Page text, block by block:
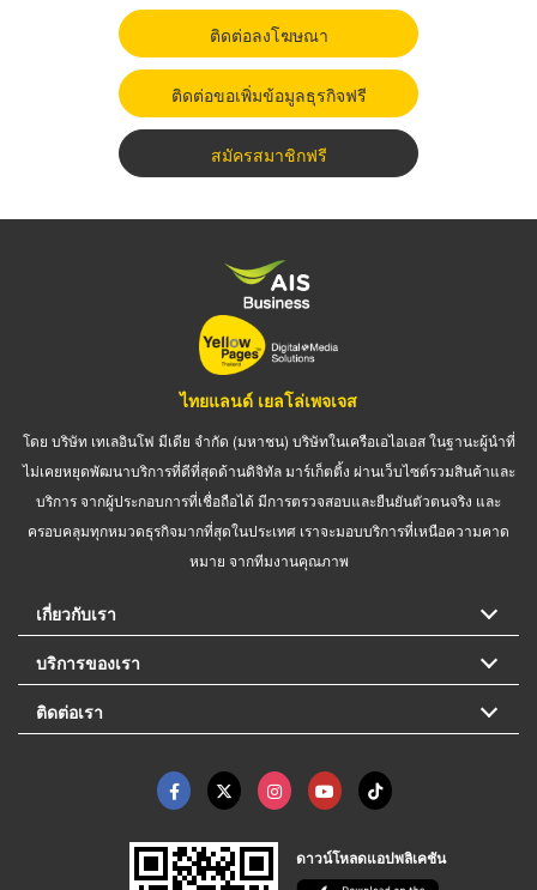
ติดต่อลงโฆษณา
ติดต่อขอเพิ่มข้อมูลธุรกิจฟรี
สมัครสมาชิกฟรี
ไทยแลนด์ เยลโล่เพจเจส
โดย บริษัท เทเลอินโฟ มีเดีย จำกัด (มหาชน) บริษัทในเครือเอไอเอส ในฐานะผู้นำที่
ไม่เคยหยุดพัฒนาบริการที่ดีที่สุดด้านดิจิทัล มาร์เก็ตติ้ง ผ่านเว็บไซต์รวมสินค้าและ
บริการ จากผู้ประกอบการที่เชื่อถือได้ มีการตรวจสอบและยืนยันตัวตนจริง และ
ครอบคลุมทุกหมวดธุรกิจมากที่สุดในประเทศ เราจะมอบบริการที่เหนือความคาด
หมาย จากทีมงานคุณภาพ
เกี่ยวกับเรา
บริการของเรา
ติดต่อเรา
ดาวน์โหลดแอปพลิเคชัน